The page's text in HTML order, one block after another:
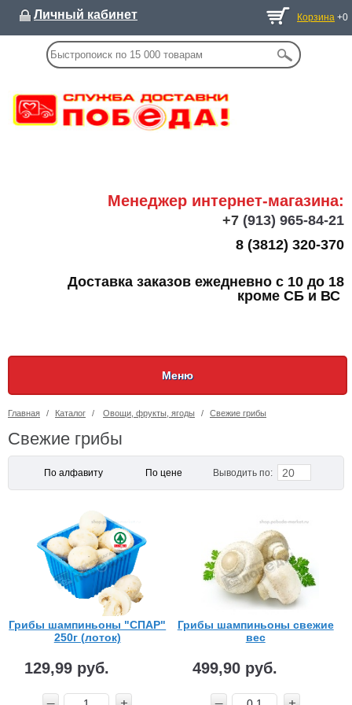
Личный кабинет Корзина +0
Менеджер интернет-магазина:
+7 (913) 965-84-21
8 (3812) 320-370
Доставка заказов ежедневно с 10 до 18
кроме СБ и ВС
Меню
Главная / Каталог / Овощи, фрукты, ягоды / Свежие грибы
Свежие грибы
По алфавиту По цене Выводить по: 20
Грибы шампиньоны "СПАР"
250г (лоток)
129,99 руб.
Грибы шампиньоны свежие
вес
499,90 руб.